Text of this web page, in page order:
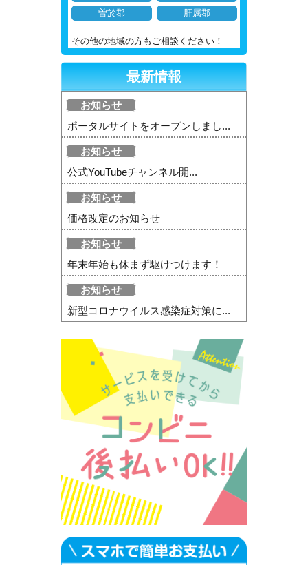
曽於郡
肝属郡
その他の地域の方もご相談ください！
最新情報
お知らせ
ポータルサイトをオープンしまし...
お知らせ
公式YouTubeチャンネル開...
お知らせ
価格改定のお知らせ
お知らせ
年末年始も休まず駆けつけます！
お知らせ
新型コロナウイルス感染症対策に...